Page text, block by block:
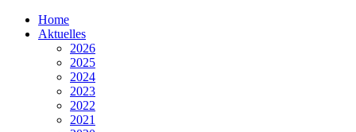
Home
Aktuelles
2026
2025
2024
2023
2022
2021